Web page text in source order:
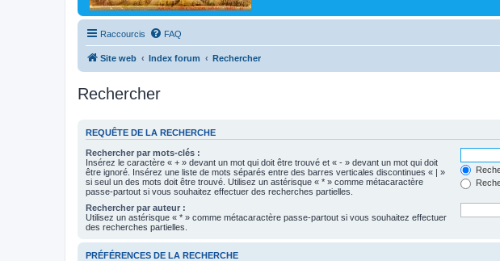
Raccourcis FAQ
Site web Index forum Rechercher
Rechercher
REQUÊTE DE LA RECHERCHE
Rechercher par mots-clés :
Insérez le caractère « + » devant un mot qui doit être trouvé et « - » devant un mot qui doit
être ignoré. Insérez une liste de mots séparés entre des barres verticales discontinues « | »
si seul un des mots doit être trouvé. Utilisez un astérisque « * » comme métacaractère
passe-partout si vous souhaitez effectuer des recherches partielles.
Rechercher par auteur :
Utilisez un astérisque « * » comme métacaractère passe-partout si vous souhaitez effectuer
des recherches partielles.
PRÉFÉRENCES DE LA RECHERCHE